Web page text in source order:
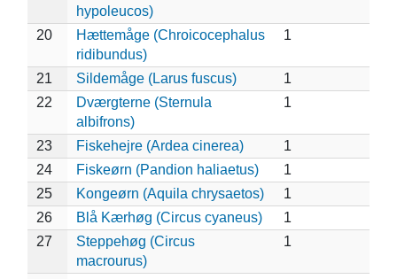
hypoleucos)
20
Hættemåge (Chroicocephalus
ridibundus)
1
21 Sildemåge (Larus fuscus)
1
22
Dværgterne (Sternula
albifrons)
1
23 Fiskehejre (Ardea cinerea)
1
24
Fiskeørn (Pandion haliaetus)
1
25
Kongeørn (Aquila chrysaetos)
1
26
Blå Kærhøg (Circus cyaneus)
1
27
Steppehøg (Circus
macrourus)
1